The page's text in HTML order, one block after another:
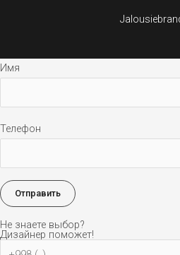
Имя
Телефон
Не знаете выбор?
Дизайнер поможет!